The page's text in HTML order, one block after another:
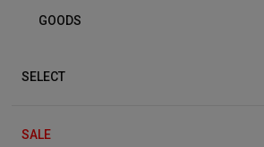
GOODS
SELECT
SALE